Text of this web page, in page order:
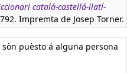
catalá-castellá-llatí-
Impremta de Josep Torner.
puèsto á alguna persona